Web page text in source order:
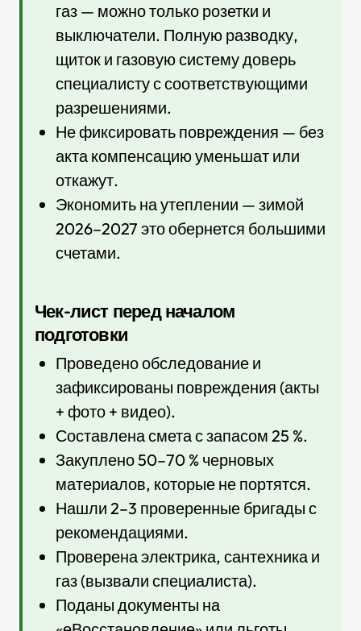
газ — можно только розетки и
выключатели. Полную разводку,
щиток и газовую систему доверь
специалисту с соответствующими
разрешениями.
Не фиксировать повреждения — без
акта компенсацию уменьшат или
откажут.
Экономить на утеплении — зимой
2026–2027 это обернется большими
счетами.
Чек-лист перед началом
подготовки
Проведено обследование и
зафиксированы повреждения (акты
+ фото + видео).
Составлена смета с запасом 25 %.
Закуплено 50–70 % черновых
материалов, которые не портятся.
Нашли 2–3 проверенные бригады с
рекомендациями.
Проверена электрика, сантехника и
газ (вызвали специалиста).
Поданы документы на